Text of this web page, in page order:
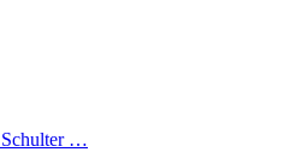
Schulter …